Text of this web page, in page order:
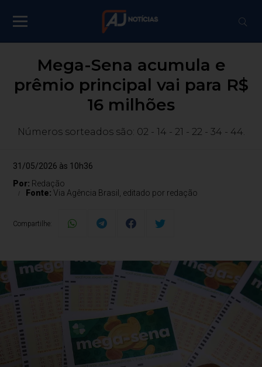
Mega-Sena acumula e
prêmio principal vai para R$
16 milhões
Números sorteados são: 02 - 14 - 21 - 22 - 34 - 44.
31/05/2026 às 10h36
Por: Redação
Fonte:Via Agência Brasil, editado por redação
Compartilhe: